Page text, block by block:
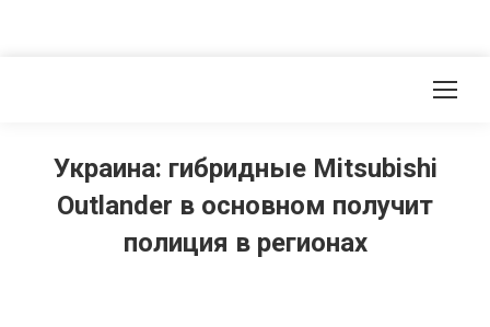
Украина: гибридные Mitsubishi
Outlander в основном получит
полиция в регионах